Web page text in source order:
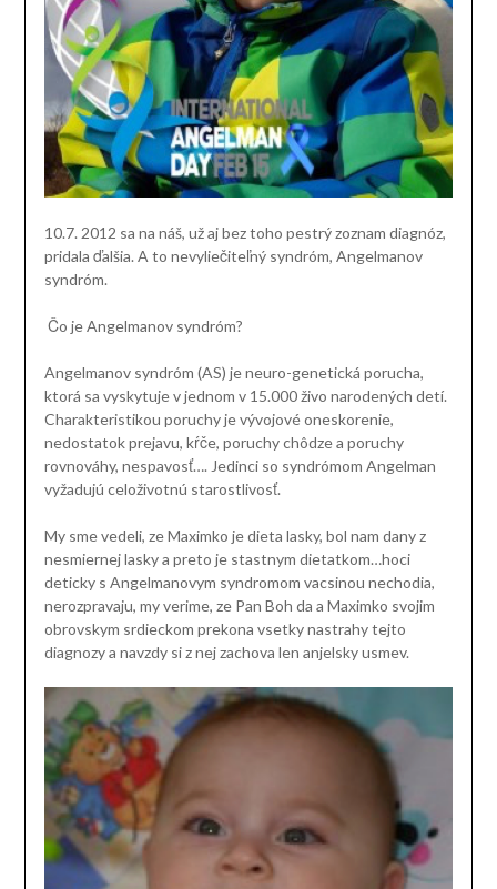
10.7. 2012 sa na náš, už aj bez toho pestrý zoznam diagnóz,
pridala ďalšia. A to nevyliečiteľný syndróm, Angelmanov
syndróm.
Čo je Angelmanov syndróm?
Angelmanov syndróm (AS) je neuro-genetická porucha,
ktorá sa vyskytuje v jednom v 15.000 živo narodených detí.
Charakteristikou poruchy je vývojové oneskorenie,
nedostatok prejavu, kŕče, poruchy chôdze a poruchy
rovnováhy, nespavosť…. Jedinci so syndrómom Angelman
vyžadujú celoživotnú starostlivosť.
My sme vedeli, ze Maximko je dieta lasky, bol nam dany z
nesmiernej lasky a preto je stastnym dietatkom…hoci
deticky s Angelmanovym syndromom vacsinou nechodia,
nerozpravaju, my verime, ze Pan Boh da a Maximko svojim
obrovskym srdieckom prekona vsetky nastrahy tejto
diagnozy a navzdy si z nej zachova len anjelsky usmev.